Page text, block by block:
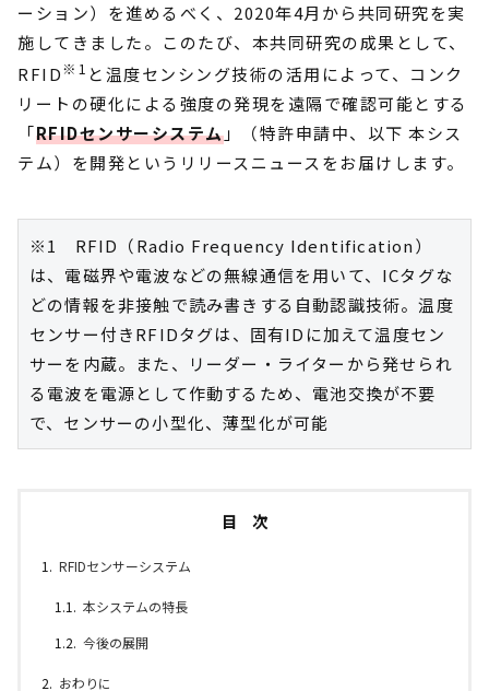
ーション）を進めるべく、2020年4月から共同研究を実
施してきました。このたび、本共同研究の成果として、
RFID※1 と温度センシング技術の活用によって、コンク
リートの硬化による強度の発現を遠隔で確認可能とする
「RFIDセンサーシステム」（特許申請中、以下 本シス
テム）を開発というリリースニュースをお届けします。
※1　RFID（Radio Frequency Identification）
は、電磁界や電波などの無線通信を用いて、ICタグな
どの情報を非接触で読み書きする自動認識技術。温度
センサー付きRFIDタグは、固有IDに加えて温度セン
サーを内蔵。また、リーダー・ライターから発せられ
る電波を電源として作動するため、電池交換が不要
で、センサーの小型化、薄型化が可能
目 次
RFIDセンサーシステム
本システムの特長
今後の展開
おわりに